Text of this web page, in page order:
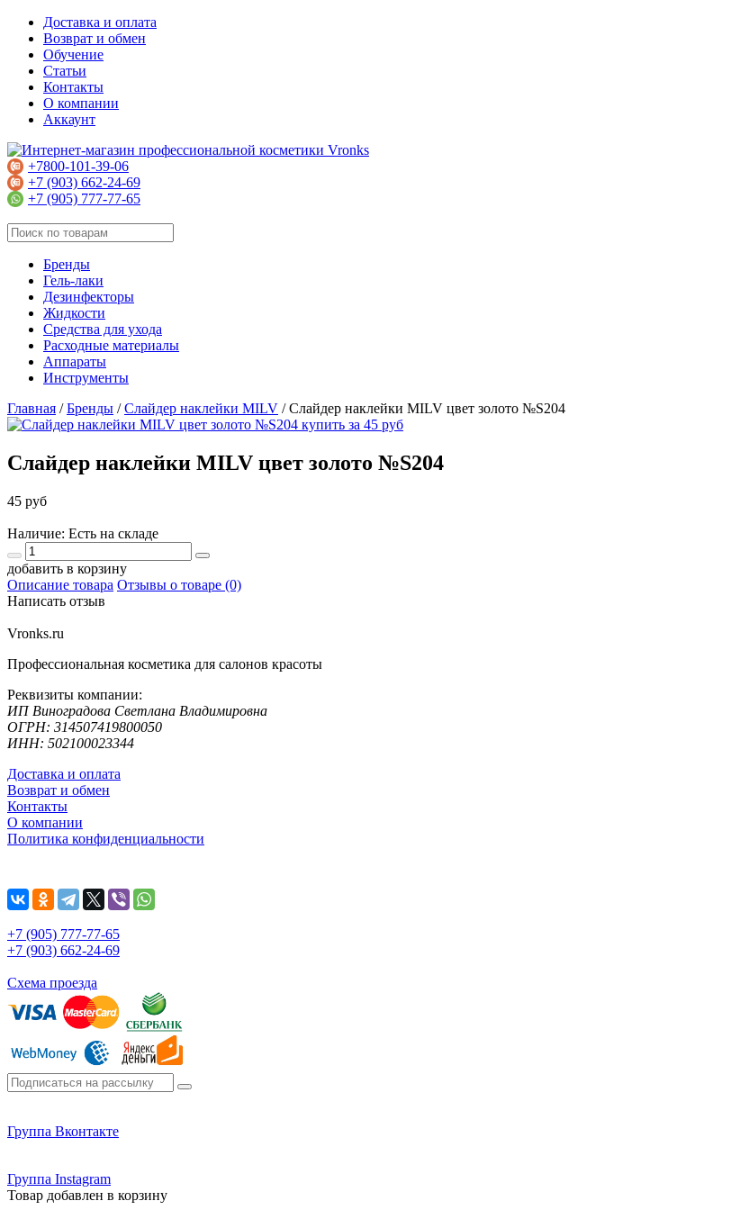
Доставка и оплата
Возврат и обмен
Обучение
Статьи
Контакты
О компании
Аккаунт
+7800-101-39-06
+7 (903) 662-24-69
+7 (905) 777-77-65
Бренды
Гель-лаки
Дезинфекторы
Жидкости
Средства для ухода
Расходные материалы
Аппараты
Инструменты
Главная /Бренды /Слайдер наклейки MILV /Слайдер наклейки MILV цвет золото №S204
Слайдер наклейки MILV цвет золото №S204
45 руб
Наличие: Есть на складе
добавить в корзину
Описание товара Отзывы о товаре (0)
Написать отзыв
Vronks.ru
Профессиональная косметика для салонов красоты
Реквизиты компании:
ИП Виноградова Светлана Владимировна
ОГРН: 314507419800050
ИНН: 502100023344
Доставка и оплата
Возврат и обмен
Контакты
О компании
Политика конфиденциальности
+7 (905) 777-77-65
+7 (903) 662-24-69
Схема проезда
Группа Вконтакте
Группа Instagram
Товар добавлен в корзину